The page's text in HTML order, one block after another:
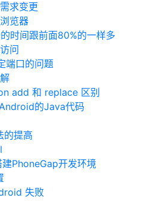
求变更
览器
时间跟前面80%的一样多
问
端口的问题
add 和 replace 区别
的Java代码
的提高
PhoneGap开发环境
失败